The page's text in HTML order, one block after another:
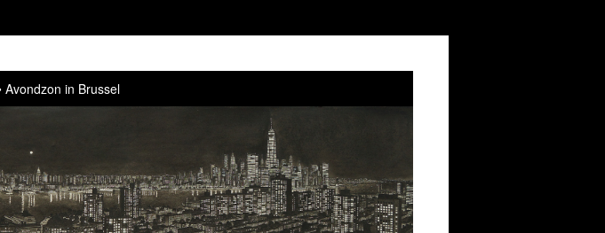
Avondzon in Brussel